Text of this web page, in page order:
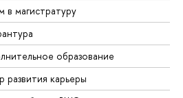
в магистратуру
образование
развития карьеры